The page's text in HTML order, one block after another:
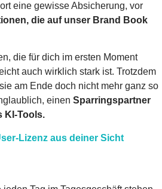
eine gewisse Absicherung, vor
die auf unser Brand Book
die für dich im ersten Moment
auch wirklich stark ist. Trotzdem
am Ende doch nicht mehr ganz so
einen Sparringspartner
KI-Tools.
Lizenz aus deiner Sicht